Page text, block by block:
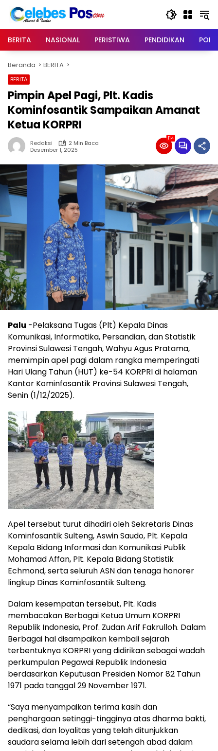
Langsung
konten
BERITA
NASIONAL PERISTIWA PENDIDIKAN
Beranda BERITA
BERITA
Pimpin Apel Pagi, Plt. Kadis
Kominfosantik Sampaikan Amanat
Ketua KORPRI
Redaksi
2 Min Baca
Desember 1, 2025
114
Palu -Pelaksana Tugas (Plt) Kepala Dinas
Komunikasi, Informatika, Persandian, dan Statistik
Provinsi Sulawesi Tengah, Wahyu Agus Pratama,
memimpin apel pagi dalam rangka memperingati
Hari Ulang Tahun (HUT) ke-54 KORPRI di halaman
Kantor Kominfosantik Provinsi Sulawesi Tengah,
Senin (1/12/2025).
Apel tersebut turut dihadiri oleh Sekretaris Dinas
Kominfosantik Sulteng, Aswin Saudo, Plt. Kepala
Kepala Bidang Informasi dan Komunikasi Publik
Mohamad Affan, Plt. Kepala Bidang Statistik
Echmond, serta seluruh ASN dan tenaga honorer
lingkup Dinas Kominfosantik Sulteng.
Dalam kesempatan tersebut, Plt. Kadis
membacakan Berbagai Ketua Umum KORPRI
Republik Indonesia, Prof. Zudan Arif Fakrulloh. Dalam
Berbagai hal disampaikan kembali sejarah
terbentuknya KORPRI yang didirikan sebagai wadah
perkumpulan Pegawai Republik Indonesia
berdasarkan Keputusan Presiden Nomor 82 Tahun
1971 pada tanggal 29 November 1971.
“Saya menyampaikan terima kasih dan
penghargaan setinggi-tingginya atas dharma bakti,
dedikasi, dan loyalitas yang telah ditunjukkan
saudara selama lebih dari setengah abad dalam